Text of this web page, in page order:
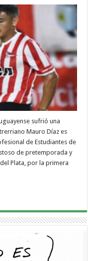
sufrió una
Mauro Díaz es
de Estudiantes de
de pretemporada y
Plata, por la primera